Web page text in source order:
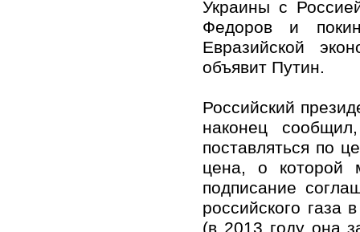
Украины с
Федоров и
Евразийской
объявит Путин.
Российский
наконец
поставляться по
цена, о которой
подписание
российского газа
(в 2013 году она